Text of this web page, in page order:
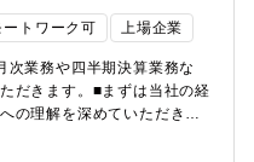
ートワーク可 上場企業
次業務や四半期決算業務な
だきます。■まずは当社の経
の理解を深めていただきな